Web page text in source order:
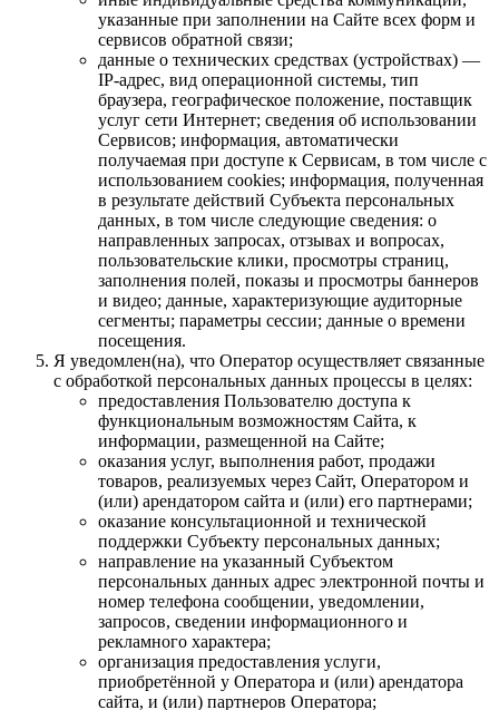
указанные при заполнении на Сайте всех форм и
сервисов обратной связи;
данные о технических средствах (устройствах) —
IP-адрес, вид операционной системы, тип
браузера, географическое положение, поставщик
услуг сети Интернет; сведения об использовании
Сервисов; информация, автоматически
получаемая при доступе к Сервисам, в том числе с
использованием cookies; информация, полученная
в результате действий Субъекта персональных
данных, в том числе следующие сведения: о
направленных запросах, отзывах и вопросах,
пользовательские клики, просмотры страниц,
заполнения полей, показы и просмотры баннеров
и видео; данные, характеризующие аудиторные
сегменты; параметры сессии; данные о времени
посещения.
Я уведомлен(на), что Оператор осуществляет связанные
с обработкой персональных данных процессы в целях:
предоставления Пользователю доступа к
функциональным возможностям Сайта, к
информации, размещенной на Сайте;
оказания услуг, выполнения работ, продажи
товаров, реализуемых через Сайт, Оператором и
(или) арендатором сайта и (или) его партнерами;
оказание консультационной и технической
поддержки Субъекту персональных данных;
направление на указанный Субъектом
персональных данных адрес электронной почты и
номер телефона сообщении, уведомлении,
запросов, сведении информационного и
рекламного характера;
организация предоставления услуги,
приобретённой у Оператора и (или) арендатора
сайта, и (или) партнеров Оператора;